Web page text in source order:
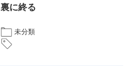
裏に終る
未分類